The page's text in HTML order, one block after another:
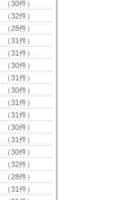
（30件）
（32件）
（28件）
（31件）
（31件）
（30件）
（31件）
（30件）
（31件）
（31件）
（30件）
（31件）
（30件）
（32件）
（28件）
（31件）